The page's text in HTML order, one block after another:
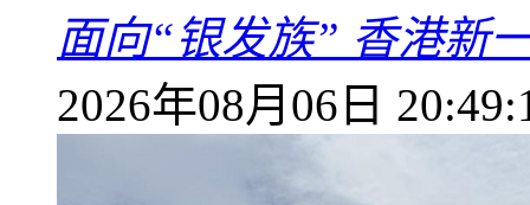
面向“银发族” 香港新
2026年08月06日